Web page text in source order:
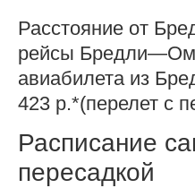
Расстояние от
рейсы
авиабилета из
423 р.*(перелет с
Расписание
пересадкой